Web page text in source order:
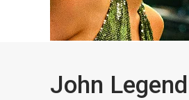
John Legend